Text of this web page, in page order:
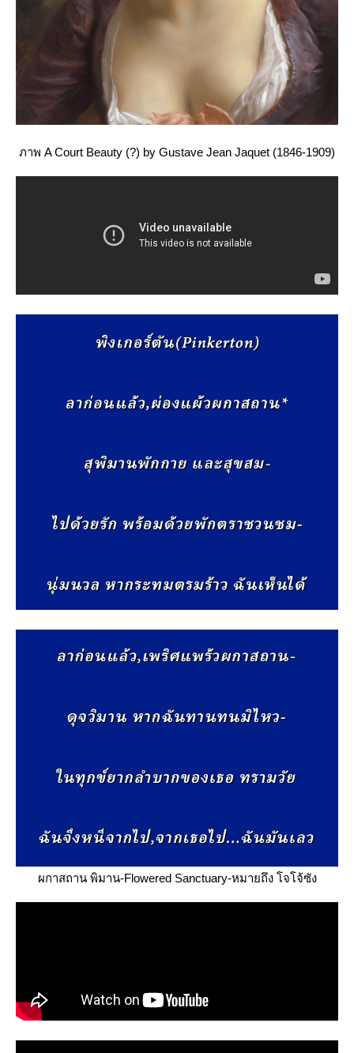
ภาพ A Court Beauty (?) by Gustave Jean Jaquet (1846-1909)
ผกาสถาน พิมาน-Flowered Sanctuary-หมายถึง โจโจ้ซัง